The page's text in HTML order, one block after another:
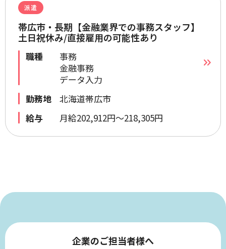
派遣
帯広市・長期【金融業界での事務スタッフ】
土日祝休み/直接雇用の可能性あり
職種
事務
金融事務
データ入力
勤務地
北海道帯広市
給与
月給202,912円～218,305円
企業のご担当者様へ